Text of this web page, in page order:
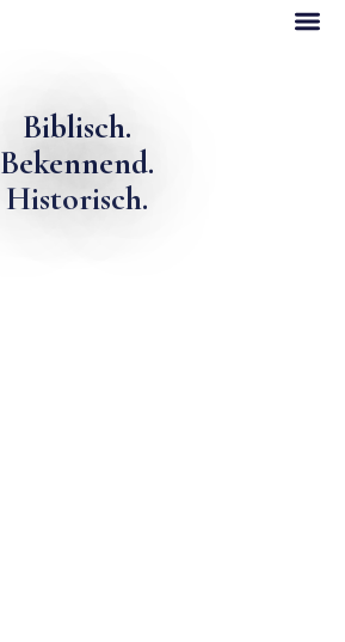
Biblisch.
Bekennend.
Historisch.